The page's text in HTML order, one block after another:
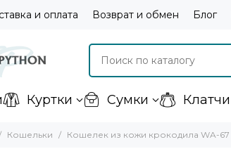
и оплата Возврат и обмен Блог
Куртки Сумки Клатчи
Кошельки Кошелек из кожи крокодила WA-67